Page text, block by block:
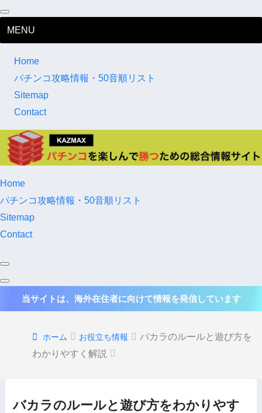
MENU
Home
パチンコ攻略情報・50音順リスト
Sitemap
Contact
Home
パチンコ攻略情報・50音順リスト
Sitemap
Contact
当サイトは、海外在住者に向けて情報を発信しています
ホーム お役立ち情報
バカラのルールと遊び方を
わかりやすく解説
バカラのルールと遊び方をわかりやす